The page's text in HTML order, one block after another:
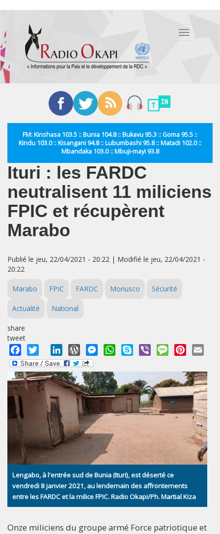
contenu
principal
Toggle
FM: Kinshasa 103.5 :: Bunia 104.8 :: Bukavu 95.3 :: Goma 95.5 ::
Kindu 103.0 :: Kisangani 94.8 :: Lubumbashi 95.8 :: Matadi 102.0 ::
Mbandaka 103.0 :: Mbuji-mayi 93.8
Ituri : les FARDC
neutralisent 11 miliciens
FPIC et récupèrent
Marabo
Publié le jeu, 22/04/2021 - 20:22 | Modifié le jeu, 22/04/2021 -
20:22
Marabo FPIC FARDC Monusco Sécurité
Actualité National
share
tweet
Facebook
Twitter LinkedInWordPressMessengerWhatsApp
Skype Viber MessagePinterest
Lengabo, à l'entrée sud de Bunia (Ituri), est déserté ce
vendredi 8 janvier 2021, au lendemain des affrontements
entre les FARDC et la milice FPIC. Radio Okapi/Ph. Martial Kiza
Onze miliciens du groupe armé Force patriotique et